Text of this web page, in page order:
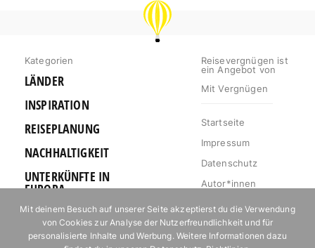
REISEVERGNÜGEN
Kategorien
LÄNDER
INSPIRATION
REISEPLANUNG
NACHHALTIGKEIT
UNTERKÜNFTE IN
EUROPA
OUTDOOR
URLAUB FÜR
Reisevergnügen ist
ein Angebot von
Mit Vergnügen
Startseite
Impressum
Datenschutz
Autor*innen
Mediakit
Jobs
Kontakt
Mit deinem Besuch auf unserer Seite akzeptierst du die Verwendung
von Cookies zur Analyse der Nutzerfreundlichkeit und für
personalisierte Inhalte und Werbung. Weitere Informationen dazu